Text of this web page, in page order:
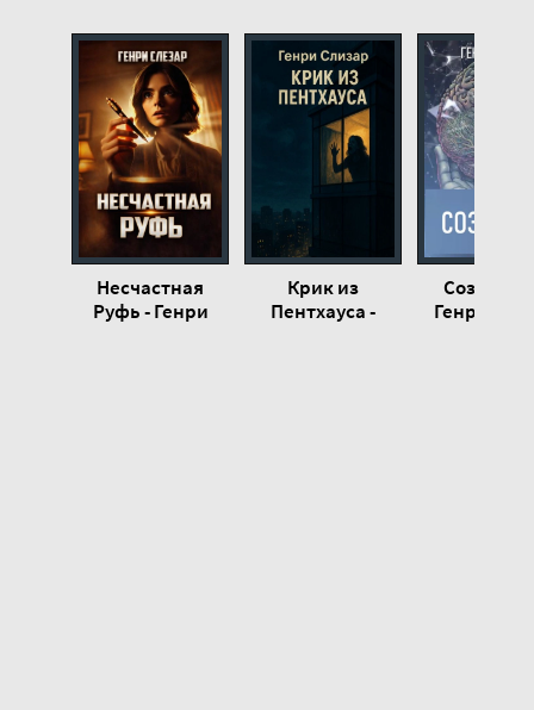
Несчастная
Руфь - Генри
Крик из
Пентхауса -
Генри